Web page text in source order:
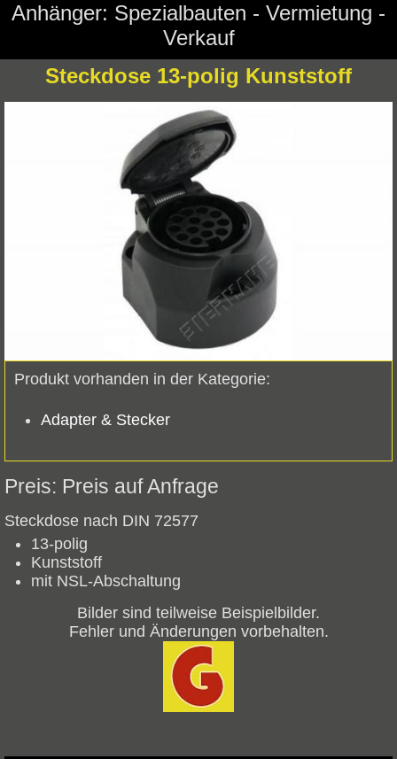
Anhänger: Spezialbauten - Vermietung -
Verkauf
Steckdose 13-polig Kunststoff
Produkt vorhanden in der Kategorie:
Adapter & Stecker
Preis auf Anfrage
Steckdose nach DIN 72577
13-polig
Kunststoff
mit NSL-Abschaltung
Bilder sind teilweise Beispielbilder.
Fehler und Änderungen vorbehalten.
Impressum
Cookie Einstellungen